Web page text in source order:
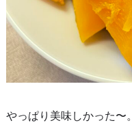
やっぱり美味しかった〜。